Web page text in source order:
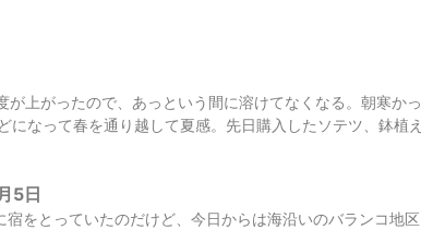
上がったので、あっという間に溶けてなくなる。朝寒かっ
なって春を通り越して夏感。先日購入したソテツ、鉢植え
5日
をとっていたのだけど、今日からは海沿いのバランコ地区